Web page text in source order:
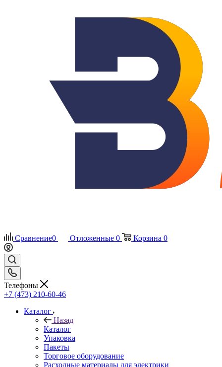
Сравнение0 Отложенные 0 Корзина 0
Телефоны
+7 (473) 210-60-46
Каталог
Назад
Каталог
Упаковка
Пакеты
Торговое оборудование
Расходные материалы для электрики